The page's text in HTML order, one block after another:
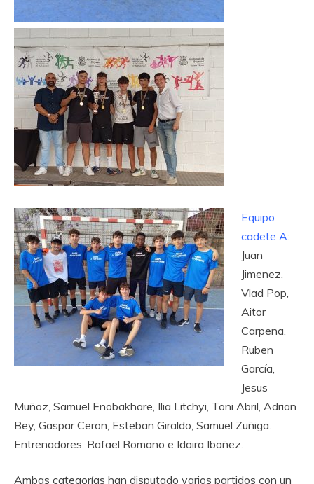
Equipo
cadete A:
Juan
Jimenez,
Vlad Pop,
Aitor
Carpena,
Ruben
García,
Jesus
Muñoz, Samuel Enobakhare, Ilia Litchyi, Toni Abril, Adrian
Bey, Gaspar Ceron, Esteban Giraldo, Samuel Zuñiga.
Entrenadores: Rafael Romano e Idaira Ibañez.
Ambas categorías han disputado varios partidos con un